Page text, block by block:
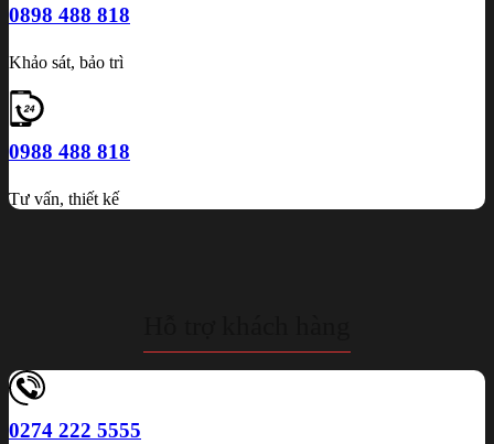
0898 488 818
Khảo sát, bảo trì
0988 488 818
Tư vấn, thiết kế
0274 222 5555